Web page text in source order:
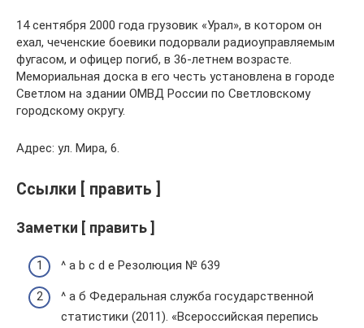
14 сентября 2000 года грузовик «Урал», в котором он
ехал, чеченские боевики подорвали радиоуправляемым
фугасом, и офицер погиб, в 36-летнем возрасте.
Мемориальная доска в его честь установлена в городе
Светлом на здании ОМВД России по Светловскому
городскому округу.
Адрес: ул. Мира, 6.
Ссылки [ править ]
Заметки [ править ]
^ a b c d e Резолюция № 639
^ а б Федеральная служба государственной
статистики (2011). «Всероссийская перепись